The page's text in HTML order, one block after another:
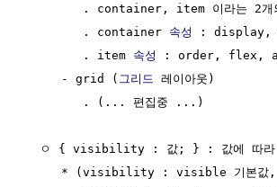
. container, item 이라는 2개
        . container
속성
: display,
        . item
속성
: order, flex,
     - grid (
그리드
레이아웃)
        . (... 편집중 ...)
ㅇ { visibility : 값; } : 값에 따라
* (visibility : visible 기본값